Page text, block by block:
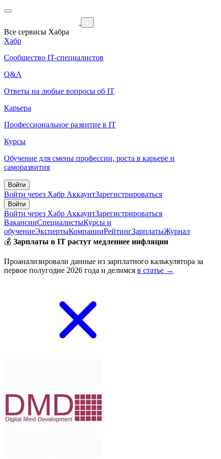
Все сервисы Хабра
Хабр
Сообщество IT-специалистов
Q&A
Ответы на любые вопросы об IT
Карьера
Профессиональное развитие в IT
Курсы
Обучение для смены профессии, роста в карьере и
саморазвития
Войти
Войти через Хабр АккаунтЗарегистрироваться
Войти
Войти через Хабр АккаунтЗарегистрироваться
ВакансииСпециалистыКурсы и
обучениеЭкспертыКомпанииРейтингЗарплатыЖурнал
💰 Зарплаты в IT растут медленнее инфляции
Проанализировали данные из зарплатного калькулятора за
первое полугодие 2026 года и делимся в статье →